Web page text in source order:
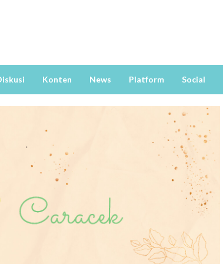
Konten News Platform Social